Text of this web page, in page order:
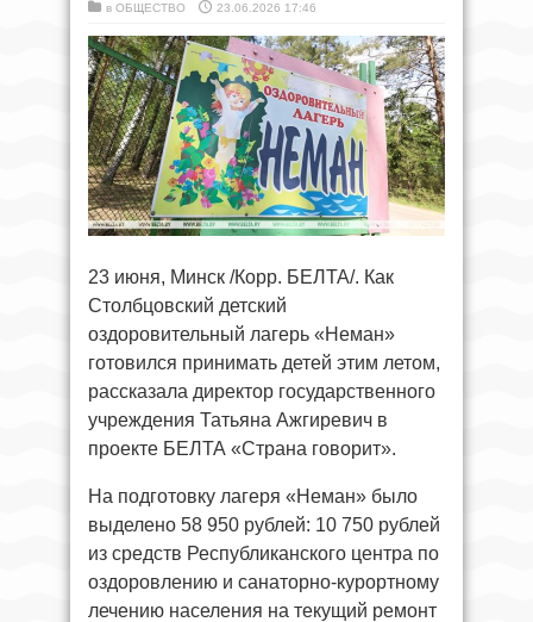
в ОБЩЕСТВО 23.06.2026 17:46
23 июня, Минск /Корр. БЕЛТА/. Как
Столбцовский детский
оздоровительный лагерь «Неман»
готовился принимать детей этим летом,
рассказала директор государственного
учреждения Татьяна Ажгиревич в
проекте БЕЛТА «Страна говорит».
На подготовку лагеря «Неман» было
выделено 58 950 рублей: 10 750 рублей
из средств Республиканского центра по
оздоровлению и санаторно-курортному
лечению населения на текущий ремонт